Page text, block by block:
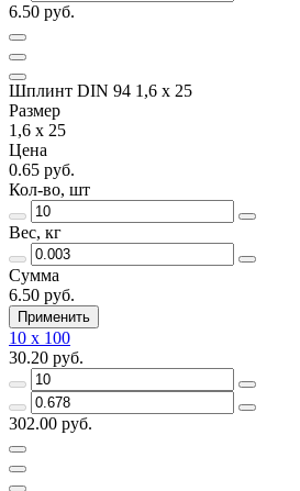
6.50 руб.
Шплинт DIN 94 1,6 х 25
Размер
1,6 х 25
Цена
0.65 руб.
Кол-во, шт
Вес, кг
Сумма
6.50 руб.
Применить
10 х 100
30.20 руб.
302.00 руб.